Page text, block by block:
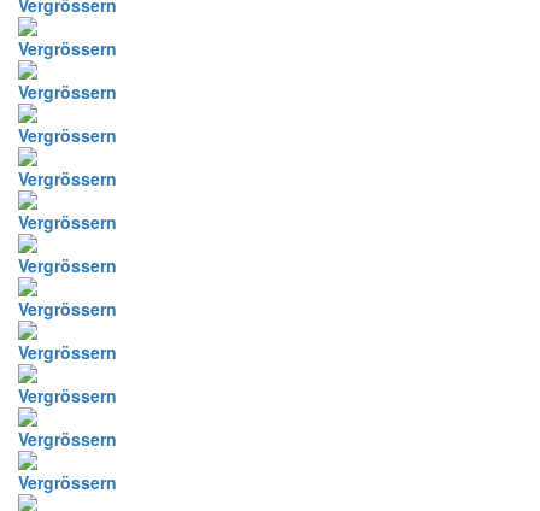
Vergrössern
Vergrössern
Vergrössern
Vergrössern
Vergrössern
Vergrössern
Vergrössern
Vergrössern
Vergrössern
Vergrössern
Vergrössern
Vergrössern